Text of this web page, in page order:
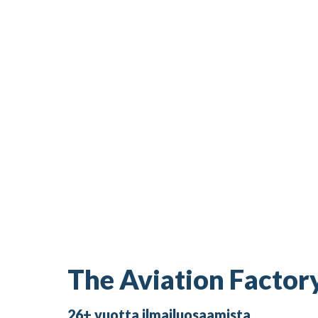
The Aviation
26+ vuotta ilmailuosaamista